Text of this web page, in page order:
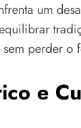
um
perder
e